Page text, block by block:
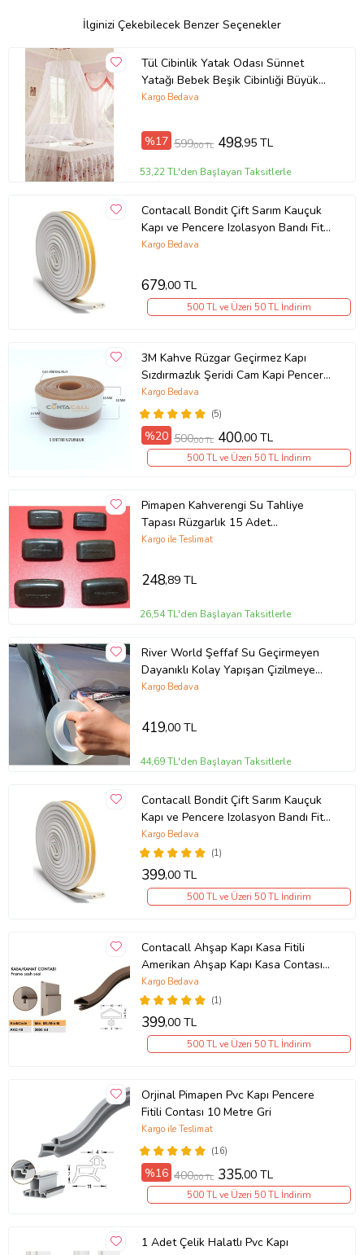
İlginizi Çekebilecek Benzer Seçenekler
Tül Cibinlik Yatak Odası Sünnet
Yatağı Bebek Beşik Cibinliği Büyük
Boy Cibinlik 1430
Kargo Bedava
%17 599,00 TL 498,95 TL
53,22 TL'den Başlayan Taksitlerle
Contacall Bondit Çift Sarım Kauçuk
Kapı ve Pencere Izolasyon Bandı Fitili
15X2 30 Metre Beyaz
Kargo Bedava
679,00 TL
500 TL ve Üzeri 50 TL İndirim
3M Kahve Rüzgar Geçirmez Kapı
Sızdırmazlık Şeridi Cam Kapi Pencere
Bantı 5 Metre
(5)
Kargo Bedava
%20 500,00 TL 400,00 TL
500 TL ve Üzeri 50 TL İndirim
Pimapen Kahverengi Su Tahliye
Tapası Rüzgarlık 15 Adet
(Kahverengi Koyu)
Kargo ile Teslimat
248,89 TL
26,54 TL'den Başlayan Taksitlerle
River World Şeffaf Su Geçirmeyen
Dayanıklı Kolay Yapışan Çizilmeye
Dayanıklı Oto Darbe Koruyucu Bant
Kargo Bedava
419,00 TL
44,69 TL'den Başlayan Taksitlerle
Contacall Bondit Çift Sarım Kauçuk
Kapı ve Pencere Izolasyon Bandı Fitili
6x2 12 Metre Beyaz
(1)
Kargo Bedava
399,00 TL
500 TL ve Üzeri 50 TL İndirim
Contacall Ahşap Kapı Kasa Fitili
Amerikan Ahşap Kapı Kasa Contası
25 Metre Beyaz
(1)
Kargo Bedava
399,00 TL
500 TL ve Üzeri 50 TL İndirim
Orjinal Pimapen Pvc Kapı Pencere
Fitili Contası 10 Metre Gri
(16)
Kargo ile Teslimat
%16 400,00 TL 335,00 TL
500 TL ve Üzeri 50 TL İndirim
1 Adet Çelik Halatlı Pvc Kapı